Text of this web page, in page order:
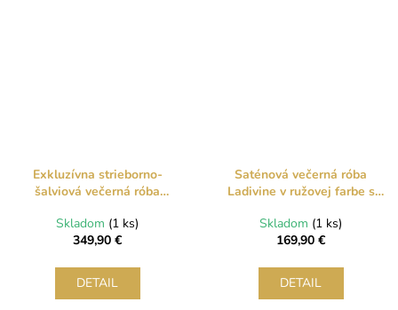
Exkluzívna strieborno-
šalviová večerná róba
kamienkovým zdobením a
vlečkou
Skladom (1 ks)
349,90 €
DETAIL
Saténová večerná róba
Ladivine v ružovej farbe s
Skladom (1 ks)
169,90 €
DETAIL